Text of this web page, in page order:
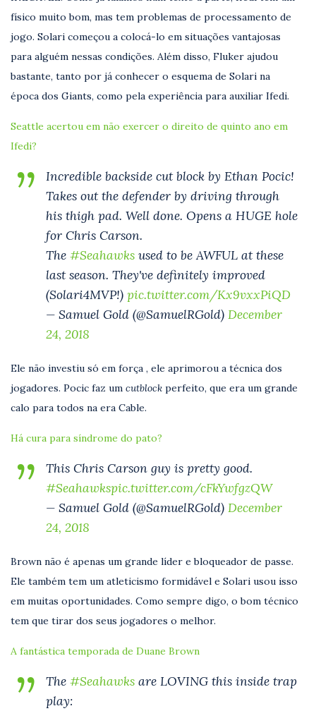
físico muito bom, mas tem problemas de processamento de
jogo. Solari começou a colocá-lo em situações vantajosas
para alguém nessas condições. Além disso, Fluker ajudou
bastante, tanto por já conhecer o esquema de Solari na
época dos Giants, como pela experiência para auxiliar Ifedi.
Seattle acertou em não exercer o direito de quinto ano em
Ifedi?
Incredible backside cut block by Ethan Pocic!
Takes out the defender by driving through
his thigh pad. Well done. Opens a HUGE hole
for Chris Carson.
The #Seahawks used to be AWFUL at these
last season. They've definitely improved
(Solari4MVP!) pic.twitter.com/Kx9vxxPiQD
— Samuel Gold (@SamuelRGold) December
24, 2018
Ele não investiu só em força , ele aprimorou a técnica dos
jogadores. Pocic faz um cutblock perfeito, que era um grande
calo para todos na era Cable.
Há cura para síndrome do pato?
This Chris Carson guy is pretty good.
#Seahawkspic.twitter.com/cFkYwfgzQW
— Samuel Gold (@SamuelRGold) December
24, 2018
Brown não é apenas um grande líder e bloqueador de passe.
Ele também tem um atleticismo formidável e Solari usou isso
em muitas oportunidades. Como sempre digo, o bom técnico
tem que tirar dos seus jogadores o melhor.
A fantástica temporada de Duane Brown
The #Seahawks are LOVING this inside trap
play: